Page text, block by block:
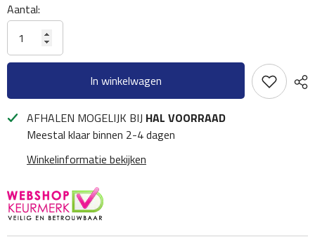
Aantal:
In winkelwagen
AFHALEN MOGELIJK BIJ HAL VOORRAAD
Meestal klaar binnen 2-4 dagen
Winkelinformatie bekijken